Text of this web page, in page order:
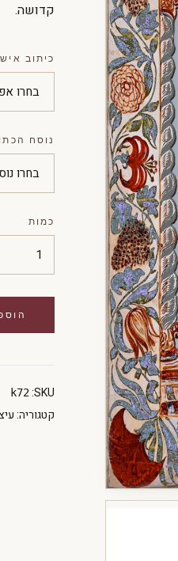
קדושה.
כיתוב
נוסח
כמות
SKU:
k72
קטגוריה: